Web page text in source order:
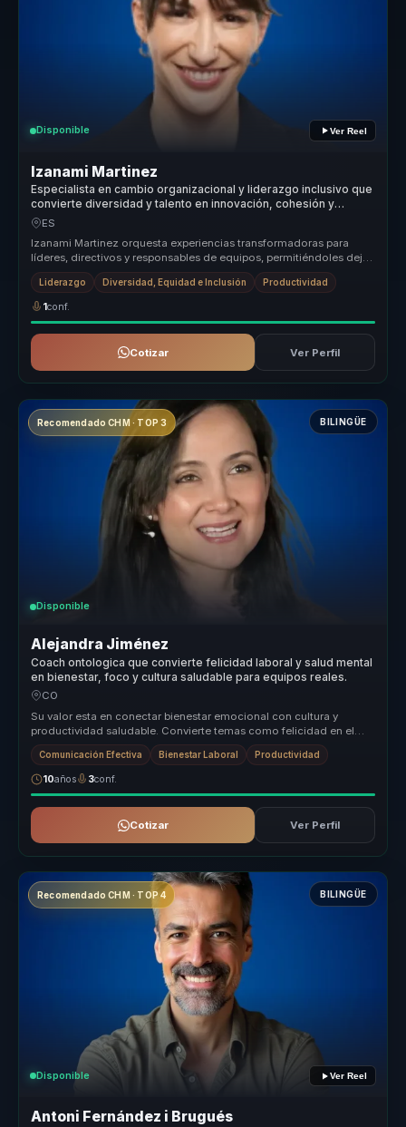
Disponible Ver Reel
Izanami Martinez
Especialista en cambio organizacional y liderazgo inclusivo que
convierte diversidad y talento en innovación, cohesión y
mejores decisiones para organizaciones.
ES
Izanami Martinez orquesta experiencias transformadoras para
líderes, directivos y responsables de equipos, permitiéndoles dejar
atrás equ...
Liderazgo Diversidad, Equidad e Inclusión Productividad
1conf.
Cotizar Ver Perfil
Recomendado CHM · TOP 3 BILINGÜE
Disponible
Alejandra Jiménez
Coach ontologica que convierte felicidad laboral y salud mental
en bienestar, foco y cultura saludable para equipos reales.
CO
Su valor esta en conectar bienestar emocional con cultura y
productividad saludable. Convierte temas como felicidad en el
trabajo, salud ...
Comunicación Efectiva Bienestar Laboral Productividad
10años 3conf.
Cotizar Ver Perfil
Recomendado CHM · TOP 4 BILINGÜE
Disponible Ver Reel
Antoni Fernández i Brugués